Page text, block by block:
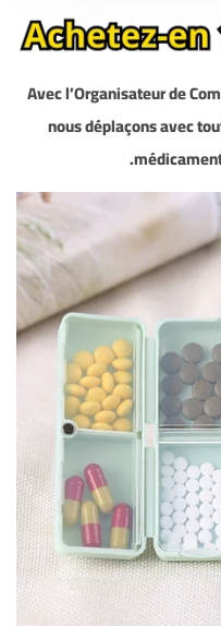
Avec l’Organisateur de
nous déplaçons avec